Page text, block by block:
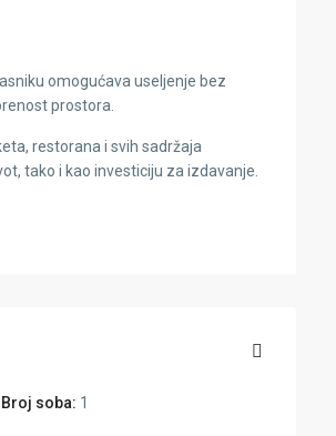
omogućava useljenje bez
prostora.
restorana i svih sadržaja
tako i kao investiciju za izdavanje.
Broj soba: 1